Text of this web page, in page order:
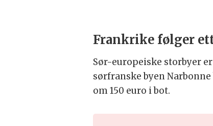
Frankrike følger
Sør-europeiske storbyer
sørfranske byen
om 150 euro i bot.